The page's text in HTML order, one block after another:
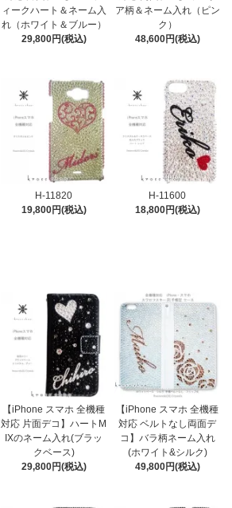
ィークハート＆ネーム入
れ（ホワイト＆ブルー）
29,800円(税込)
ア柄＆ネーム入れ（ピン
ク）
48,600円(税込)
H-11820
19,800円(税込)
H-11600
18,800円(税込)
【iPhone スマホ 全機種
対応 片面デコ】ハートM
IXのネーム入れ(ブラッ
クベース)
29,800円(税込)
【iPhone スマホ 全機種
対応 ベルトなし両面デ
コ】バラ柄ネーム入れ
(ホワイト&シルク)
49,800円(税込)